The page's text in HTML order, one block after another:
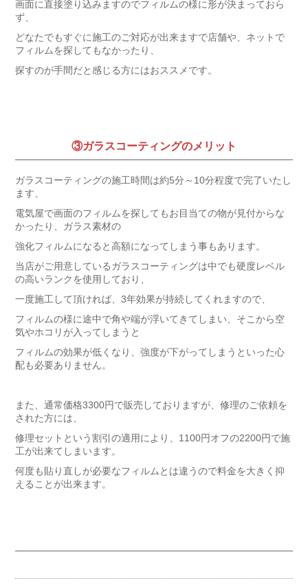
画面に直接塗り込みますのでフィルムの様に形が決まっておら
ず、
どなたでもすぐに施工のご対応が出来ますで店舗や、ネットで
フィルムを探してもなかったり、
探すのが手間だと感じる方にはおススメです。
③ガラスコーティングのメリット
ガラスコーティングの施工時間は約5分～10分程度で完了いたし
ます、
電気屋で画面のフィルムを探してもお目当ての物が見付からな
かったり、ガラス素材の
強化フィルムになると高額になってしまう事もあります。
当店がご用意しているガラスコーティングは中でも硬度レベル
の高いランクを使用しており、
一度施工して頂ければ、3年効果が持続してくれますので、
フィルムの様に途中で角や端が浮いてきてしまい、そこから空
気やホコリが入ってしまうと
フィルムの効果が低くなり、強度が下がってしまうといった心
配も必要ありません。
また、通常価格3300円で販売しておりますが、修理のご依頼を
された方には、
修理セットという割引の適用により、1100円オフの2200円で施
工が出来てしまいます。
何度も貼り直しが必要なフィルムとは違うので料金を大きく抑
えることが出来ます。